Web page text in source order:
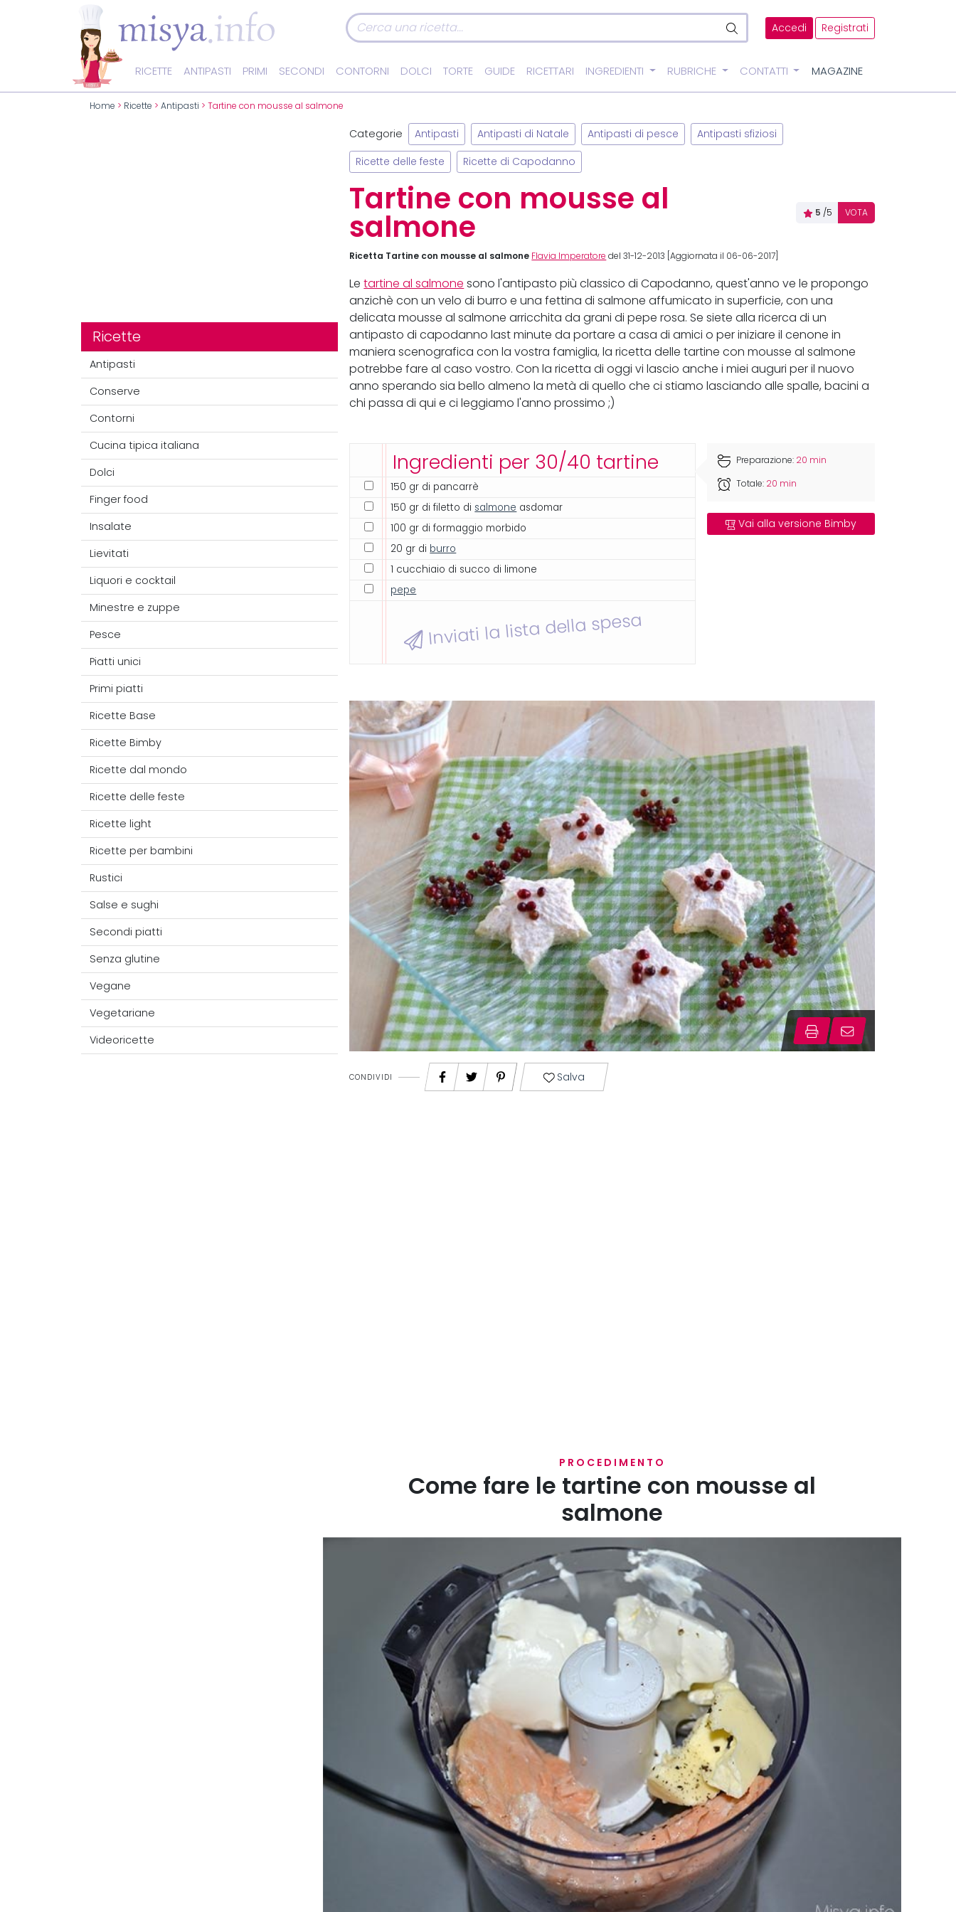
Accedi Registrati
RICETTE ANTIPASTI PRIMI SECONDI CONTORNI DOLCI TORTE GUIDE RICETTARI INGREDIENTI RUBRICHE CONTATTI MAGAZINE
Home > Ricette > Antipasti > Tartine con mousse al salmone
Ricette
Antipasti
Conserve
Contorni
Cucina tipica italiana
Dolci
Finger food
Insalate
Lievitati
Liquori e cocktail
Minestre e zuppe
Pesce
Piatti unici
Primi piatti
Ricette Base
Ricette Bimby
Ricette dal mondo
Ricette delle feste
Ricette light
Ricette per bambini
Rustici
Salse e sughi
Secondi piatti
Senza glutine
Vegane
Vegetariane
Videoricette
Categorie Antipasti Antipasti di Natale Antipasti di pesce Antipasti sfiziosi
Ricette delle feste Ricette di Capodanno
Tartine con mousse al
salmone
5 /5 VOTA
Ricetta Tartine con mousse al salmone Flavia Imperatore del 31-12-2013 [Aggiornata il 06-06-2017]
Letartine al salmone sono l'antipasto più classico di Capodanno, quest'anno ve le propongo
anzichè con un velo di burro e una fettina di salmone affumicato in superficie, con una
delicata mousse al salmone arricchita da grani di pepe rosa. Se siete alla ricerca di un
antipasto di capodanno last minute da portare a casa di amici o per iniziare il cenone in
maniera scenografica con la vostra famiglia, la ricetta delle tartine con mousse al salmone
potrebbe fare al caso vostro. Con la ricetta di oggi vi lascio anche i miei auguri per il nuovo
anno sperando sia bello almeno la metà di quello che ci stiamo lasciando alle spalle, bacini a
chi passa di qui e ci leggiamo l'anno prossimo ;)
Ingredienti per 30/40 tartine
150 gr di pancarrè
150 gr di filetto di salmone asdomar
100 gr di formaggio morbido
20 gr di burro
1 cucchiaio di succo di limone
pepe
Inviati la lista della spesa
Preparazione: 20 min
Totale: 20 min
Vai alla versione Bimby
CONDIVIDI Salva
PROCEDIMENTO
Come fare le tartine con mousse al
salmone
Mettete in un mixer il salmone, il formaggio, il burro, il succo di limone e il pepe